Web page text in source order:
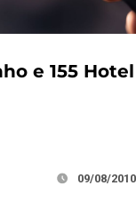
e 155 Hotel
09/08/2010